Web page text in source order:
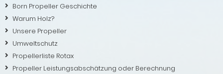
Born Propeller Geschichte
Warum Holz?
Unsere Propeller
Umweltschutz
Propellerliste Rotax
Propeller Leistungsabschätzung oder Berechnung